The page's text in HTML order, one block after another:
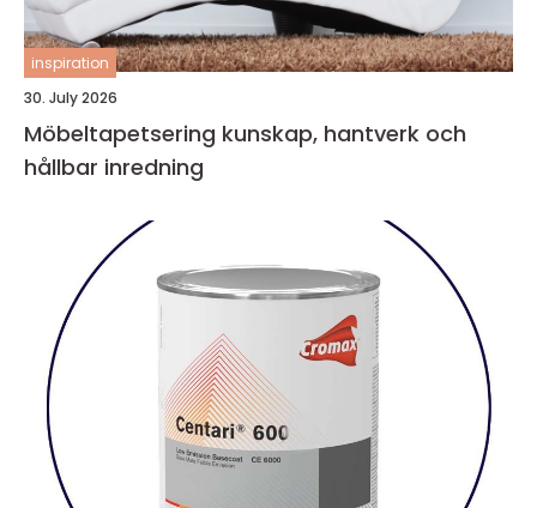
inspiration
30. July 2026
Möbeltapetsering kunskap, hantverk och
hållbar inredning